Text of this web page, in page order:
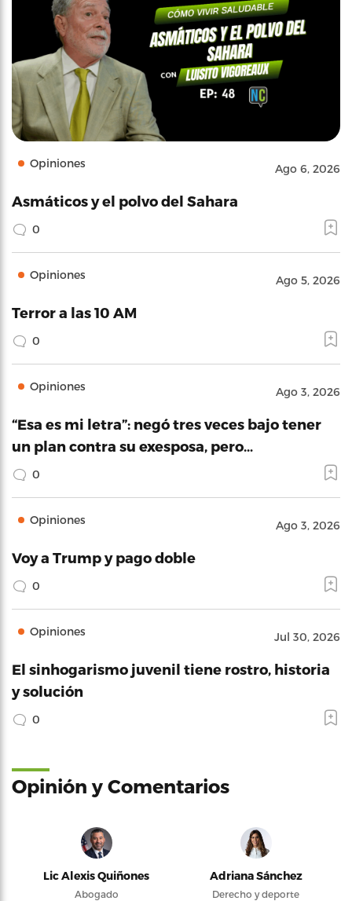
Opiniones Ago 6, 2026
Asmáticos y el polvo del Sahara
0
Opiniones Ago 5, 2026
Terror a las 10 AM
0
Opiniones Ago 3, 2026
“Esa es mi letra”: negó tres veces bajo tener
un plan contra su exesposa, pero…
0
Opiniones Ago 3, 2026
Voy a Trump y pago doble
0
Opiniones Jul 30, 2026
El sinhogarismo juvenil tiene rostro, historia
y solución
0
Opinión y Comentarios
Lic Alexis Quiñones
Abogado
Adriana Sánchez
Derecho y deporte